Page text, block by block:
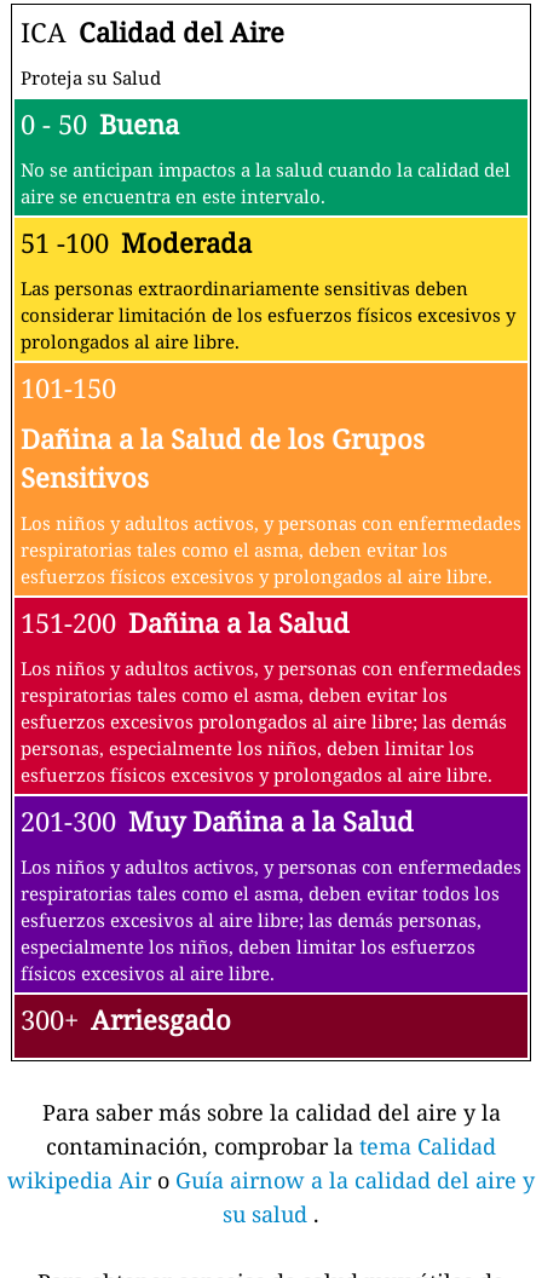
ICA Calidad del Aire
Proteja su Salud
0 - 50 Buena
No se anticipan impactos a la salud cuando la calidad del
aire se encuentra en este intervalo.
51 -100 Moderada
Las personas extraordinariamente sensitivas deben
considerar limitación de los esfuerzos físicos excesivos y
prolongados al aire libre.
101-150
Dañina a la Salud de los Grupos
Sensitivos
Los niños y adultos activos, y personas con enfermedades
respiratorias tales como el asma, deben evitar los
esfuerzos físicos excesivos y prolongados al aire libre.
151-200 Dañina a la Salud
Los niños y adultos activos, y personas con enfermedades
respiratorias tales como el asma, deben evitar los
esfuerzos excesivos prolongados al aire libre; las demás
personas, especialmente los niños, deben limitar los
esfuerzos físicos excesivos y prolongados al aire libre.
201-300 Muy Dañina a la Salud
Los niños y adultos activos, y personas con enfermedades
respiratorias tales como el asma, deben evitar todos los
esfuerzos excesivos al aire libre; las demás personas,
especialmente los niños, deben limitar los esfuerzos
físicos excesivos al aire libre.
300+ Arriesgado
Para saber más sobre la calidad del aire y la
contaminación, comprobar la tema Calidad
wikipedia Air o Guía airnow a la calidad del aire y
su salud .